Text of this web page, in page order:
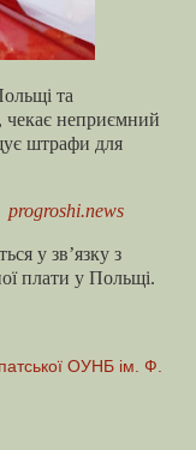
та
чекає неприємний
штрафи для
progroshi.news
у зв’язку з
плати у Польщі.
ОУНБ ім. Ф.